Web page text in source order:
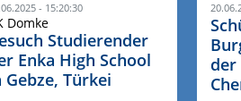
- 15:20:30
Domke
Studierender
Enka High School
Gebze, Türkei